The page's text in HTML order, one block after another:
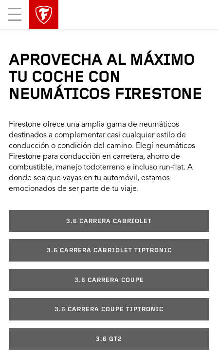
Mobile
Menu
APROVECHA AL MÁXIMO
TU COCHE CON
NEUMÁTICOS FIRESTONE
Firestone ofrece una amplia gama de neumáticos
destinados a complementar casi cualquier estilo de
conducción o condición del camino. Elegí neumáticos
Firestone para conducción en carretera, ahorro de
combustible, manejo todoterreno e incluso run-flat. A
donde sea que vayas en tu automóvil, estamos
emocionados de ser parte de tu viaje.
3.6 CARRERA CABRIOLET
3.6 CARRERA CABRIOLET TIPTRONIC
3.6 CARRERA COUPE
3.6 CARRERA COUPE TIPTRONIC
3.6 GT2